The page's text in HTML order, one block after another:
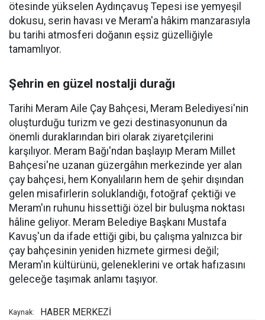
ötesinde yükselen Aydınçavuş Tepesi ise yemyeşil
dokusu, serin havası ve Meram'a hâkim manzarasıyla
bu tarihi atmosferi doğanın eşsiz güzelliğiyle
tamamlıyor.
Şehrin en güzel nostalji durağı
Tarihi Meram Aile Çay Bahçesi, Meram Belediyesi'nin
oluşturduğu turizm ve gezi destinasyonunun da
önemli duraklarından biri olarak ziyaretçilerini
karşılıyor. Meram Bağı'ndan başlayıp Meram Millet
Bahçesi'ne uzanan güzergâhın merkezinde yer alan
çay bahçesi, hem Konyalıların hem de şehir dışından
gelen misafirlerin soluklandığı, fotoğraf çektiği ve
Meram'ın ruhunu hissettiği özel bir buluşma noktası
hâline geliyor. Meram Belediye Başkanı Mustafa
Kavuş'un da ifade ettiği gibi, bu çalışma yalnızca bir
çay bahçesinin yeniden hizmete girmesi değil;
Meram'ın kültürünü, geleneklerini ve ortak hafızasını
geleceğe taşımak anlamı taşıyor.
Kaynak: HABER MERKEZİ